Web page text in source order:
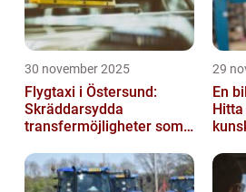
30 november 2025
Flygtaxi i Östersund:
Skräddarsydda
transfermöjligheter som
29
En